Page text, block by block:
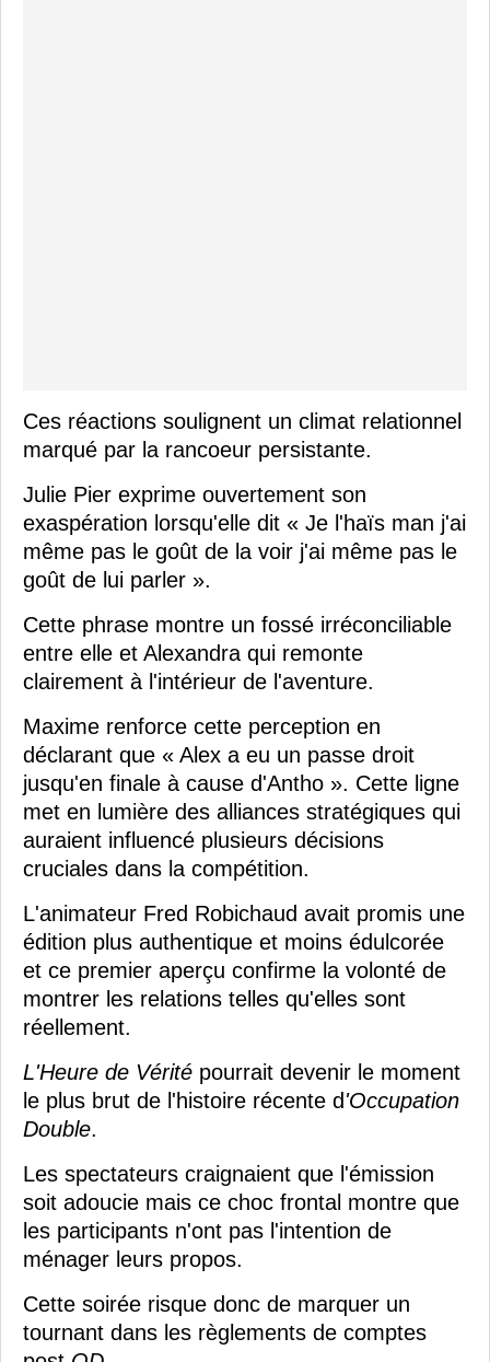
Ces réactions soulignent un climat relationnel
marqué par la rancoeur persistante.
Julie Pier exprime ouvertement son
exaspération lorsqu'elle dit « Je l'haïs man j'ai
même pas le goût de la voir j'ai même pas le
goût de lui parler ».
Cette phrase montre un fossé irréconciliable
entre elle et Alexandra qui remonte
clairement à l'intérieur de l'aventure.
Maxime renforce cette perception en
déclarant que « Alex a eu un passe droit
jusqu'en finale à cause d'Antho ». Cette ligne
met en lumière des alliances stratégiques qui
auraient influencé plusieurs décisions
cruciales dans la compétition.
L'animateur Fred Robichaud avait promis une
édition plus authentique et moins édulcorée
et ce premier aperçu confirme la volonté de
montrer les relations telles qu'elles sont
réellement.
L'Heure de Vérité pourrait devenir le moment
le plus brut de l'histoire récente d 'Occupation
Double.
Les spectateurs craignaient que l'émission
soit adoucie mais ce choc frontal montre que
les participants n'ont pas l'intention de
ménager leurs propos.
Cette soirée risque donc de marquer un
tournant dans les règlements de comptes